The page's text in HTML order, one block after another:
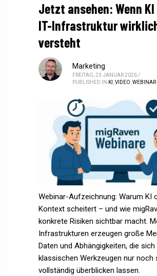
Jetzt ansehen: Wenn
IT-Infrastruktur
versteht
Marketing
FREITAG, 23 JANUAR 2026 /
PUBLISHED IN KI VIDEO WEBINAR
Webinar-Aufzeichnung: Warum KI
Kontext scheitert – und wie
konkrete Risiken sichtbar macht.
Infrastrukturen erzeugen große
Daten und Abhängigkeiten, die
klassischen Werkzeugen nur noch
vollständig überblicken lassen.